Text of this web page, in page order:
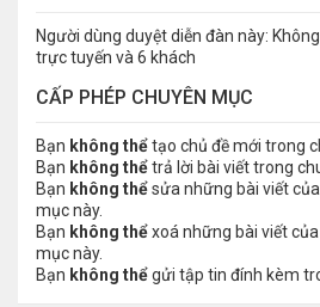
Người dùng duyệt diễn đàn này:
trực tuyến và 6 khách
CẤP PHÉP CHUYÊN MỤC
Bạn không thểtạo chủ đề mới trong
Bạn không thểtrả lời bài viết trong
Bạn không thểsửa những bài viết
mục này.
Bạn không thểxoá những bài viết
mục này.
Bạn không thểgửi tập tin đính kèm